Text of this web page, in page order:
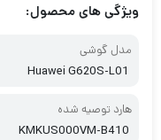
ویژگی های محصول:
مدل گوشی
Huawei G620S-L01
هارد توصیه شده
KMKUS000VM-B410